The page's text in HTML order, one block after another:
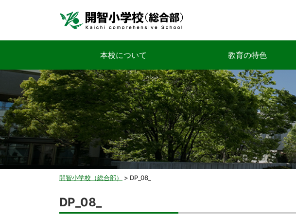
本校について 教育の特色
開智小学校（総合部） > DP_08_
DP_08_